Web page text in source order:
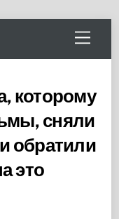
Menu
которому
сняли
обратили
это